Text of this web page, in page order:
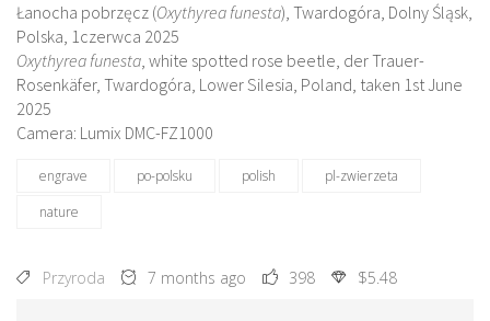
Łanocha pobrzęcz (Oxythyrea funesta), Twardogóra, Dolny Śląsk,
Polska, 1czerwca 2025
Oxythyrea funesta, white spotted rose beetle, der Trauer-
Rosenkäfer, Twardogóra, Lower Silesia, Poland, taken 1st June
2025
Camera: Lumix DMC-FZ1000
engrave po-polsku polish
pl-zwierzeta
nature
Przyroda 7 months ago 398 $5.48